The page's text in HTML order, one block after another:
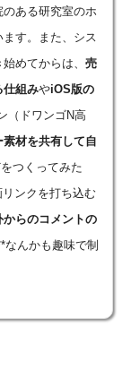
ある研究室のホ
す。また、シス
めてからは、 売
仕組みやiOS版の
（ドワンゴN高
素材を共有して自
つくってみた
ンクを打ち込む
らのコメントの
なんかも趣味で制